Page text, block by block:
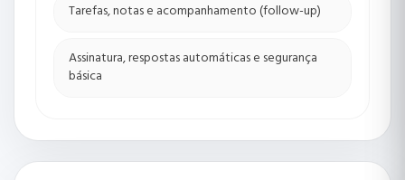
Tarefas, notas e acompanhamento (follow-up)
Assinatura, respostas automáticas e segurança
básica